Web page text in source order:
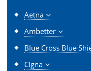
Aetna
Ambetter
Blue Cross Blue
Cigna